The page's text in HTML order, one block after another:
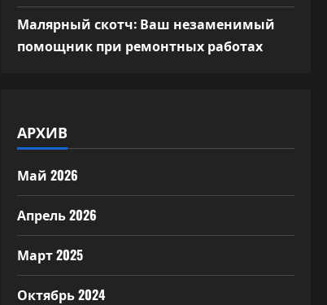
Малярный скотч: Ваш незаменимый
помощник при ремонтных работах
АРХИВ
Май 2026
Апрель 2026
Март 2025
Октябрь 2024